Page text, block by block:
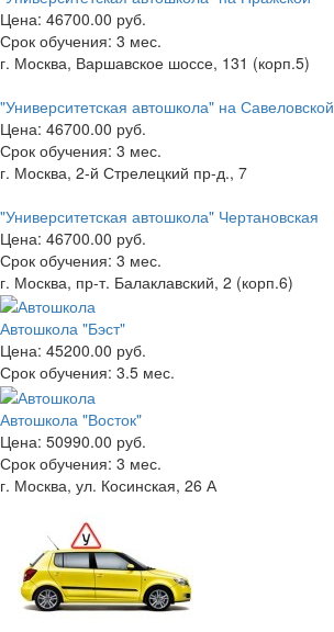
Цена: 46700.00 руб.
Срок обучения: 3 мес.
г. Москва, Варшавское шоссе, 131 (корп.5)
"Университетская автошкола" на Савеловской
Цена: 46700.00 руб.
Срок обучения: 3 мес.
г. Москва, 2-й Стрелецкий пр-д., 7
"Университетская автошкола" Чертановская
Цена: 46700.00 руб.
Срок обучения: 3 мес.
г. Москва, пр-т. Балаклавский, 2 (корп.6)
Автошкола "Бэст"
Цена: 45200.00 руб.
Срок обучения: 3.5 мес.
Автошкола "Восток"
Цена: 50990.00 руб.
Срок обучения: 3 мес.
г. Москва, ул. Косинская, 26 А